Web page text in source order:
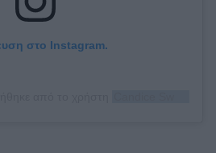
στο Instagram.